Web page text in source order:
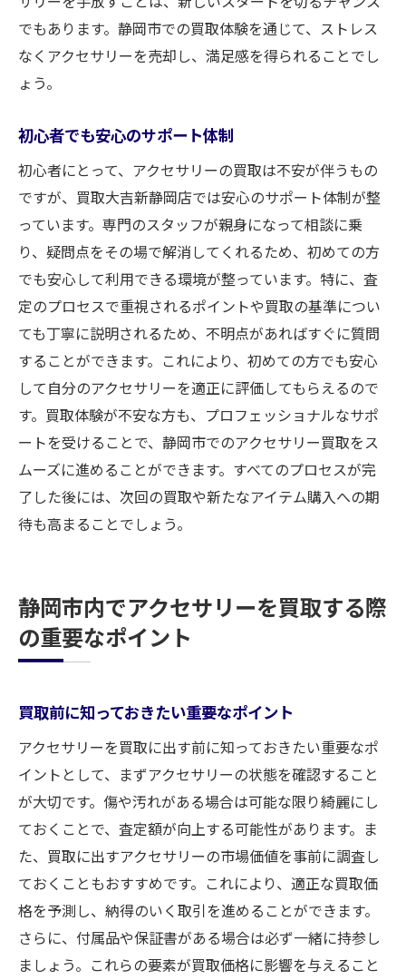
でもあります。静岡市での買取体験を通じて、ストレス
なくアクセサリーを売却し、満足感を得られることでし
ょう。
初心者でも安心のサポート体制
初心者にとって、アクセサリーの買取は不安が伴うもの
ですが、買取大吉新静岡店では安心のサポート体制が整
っています。専門のスタッフが親身になって相談に乗
り、疑問点をその場で解消してくれるため、初めての方
でも安心して利用できる環境が整っています。特に、査
定のプロセスで重視されるポイントや買取の基準につい
ても丁寧に説明されるため、不明点があればすぐに質問
することができます。これにより、初めての方でも安心
して自分のアクセサリーを適正に評価してもらえるので
す。買取体験が不安な方も、プロフェッショナルなサポ
ートを受けることで、静岡市でのアクセサリー買取をス
ムーズに進めることができます。すべてのプロセスが完
了した後には、次回の買取や新たなアイテム購入への期
待も高まることでしょう。
静岡市内でアクセサリーを買取する際
の重要なポイント
買取前に知っておきたい重要なポイント
アクセサリーを買取に出す前に知っておきたい重要なポ
イントとして、まずアクセサリーの状態を確認すること
が大切です。傷や汚れがある場合は可能な限り綺麗にし
ておくことで、査定額が向上する可能性があります。ま
た、買取に出すアクセサリーの市場価値を事前に調査し
ておくこともおすすめです。これにより、適正な買取価
格を予測し、納得のいく取引を進めることができます。
さらに、付属品や保証書がある場合は必ず一緒に持参し
ましょう。これらの要素が買取価格に影響を与えること